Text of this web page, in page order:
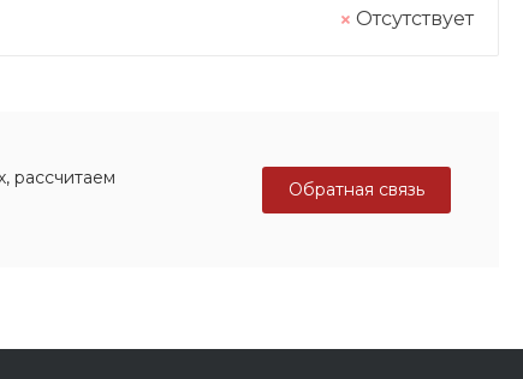
Отсутствует
рассчитаем
Обратная связь